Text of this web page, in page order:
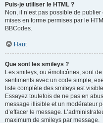
Puis-je utiliser le HTML ?
Non, il n’est pas possible de
mises en forme permises par le
BBCodes.
Haut
Que sont les smileys ?
Les smileys, ou émoticônes, sont
sentiments avec un code simple,
liste complète des smileys est
Essayez toutefois de ne pas en
message illisible et un modérateur
d’effacer le message.
maximum de smileys par message.